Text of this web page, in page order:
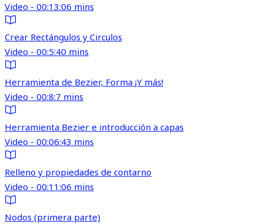
Video - 00:13:06 mins
Crear Rectángulos y Circulos
Video - 00:5:40 mins
Herramienta de Bezier, Forma ¡Y más!
Video - 00:8:7 mins
Herramienta Bezier e introducción a capas
Video - 00:06:43 mins
Relleno y propiedades de contarno
Video - 00:11:06 mins
Nodos (primera parte)